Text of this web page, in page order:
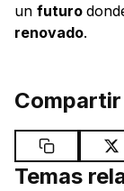
un futuro
renovado.
Temas